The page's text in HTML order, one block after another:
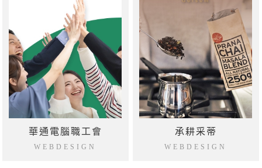
華通電腦職工會
WEBDESIGN
承耕采蒂
WEBDESIGN